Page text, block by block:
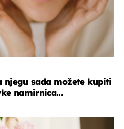
njegu sada možete kupiti
namirnica...